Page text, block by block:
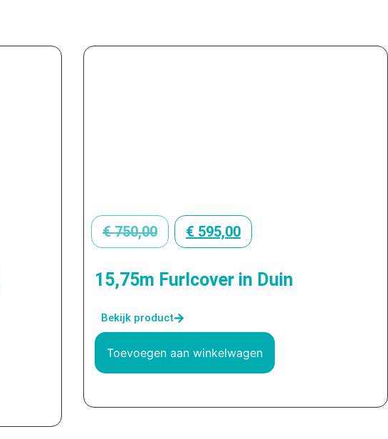
€750,00 € 595,00
15,75m Furlcover in Duin
Bekijk product
Toevoegen aan winkelwagen